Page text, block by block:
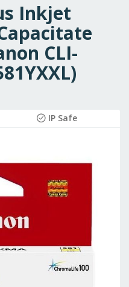
Inkjet
CLI-
IP Safe